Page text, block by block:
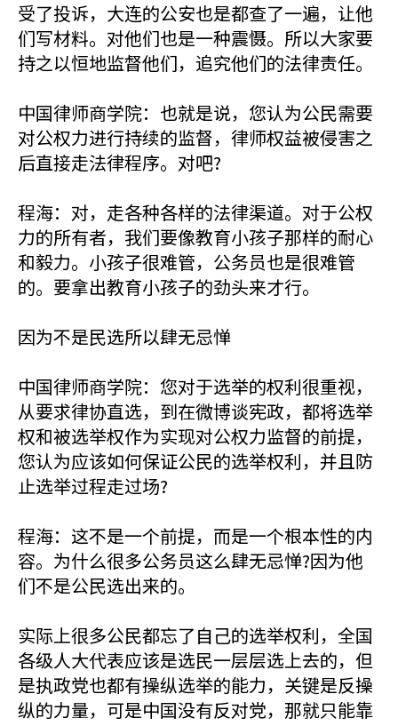
受了投诉，大连的公安也是都查了一遍，让他
们写材料。对他们也是一种震慑。所以大家要
持之以恒地监督他们，追究他们的法律责任。
中国律师商学院：也就是说，您认为公民需要
对公权力进行持续的监督，律师权益被侵害之
后直接走法律程序。对吧?
程海：对，走各种各样的法律渠道。对于公权
力的所有者，我们要像教育小孩子那样的耐心
和毅力。小孩子很难管，公务员也是很难管
的。要拿出教育小孩子的劲头来才行。
因为不是民选所以肆无忌惮
中国律师商学院：您对于选举的权利很重视，
从要求律协直选，到在微博谈宪政，都将选举
权和被选举权作为实现对公权力监督的前提，
您认为应该如何保证公民的选举权利，并且防
止选举过程走过场?
程海：这不是一个前提，而是一个根本性的内
容。为什么很多公务员这么肆无忌惮?因为他
们不是公民选出来的。
实际上很多公民都忘了自己的选举权利，全国
各级人大代表应该是选民一层层选上去的，但
是执政党也都有操纵选举的能力，关键是反操
纵的力量，可是中国没有反对党，那就只能靠